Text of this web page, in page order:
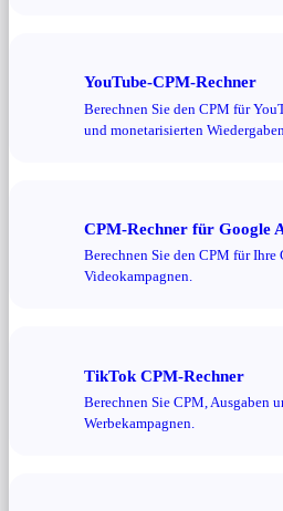
YouTube-CPM-Rechner
Berechnen Sie den CPM für
und monetarisierten Wiedergaben.
CPM-Rechner für Google
Berechnen Sie den CPM für
Videokampagnen.
TikTok CPM-Rechner
Berechnen Sie CPM, Ausgaben
Werbekampagnen.